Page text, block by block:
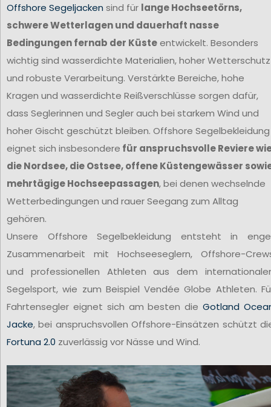
Offshore Segeljacken sind für lange Hochseetörns,
schwere Wetterlagen und dauerhaft nasse
Bedingungen fernab der Küsteentwickelt. Besonders
wichtig sind wasserdichte Materialien, hoher Wetterschutz
und robuste Verarbeitung. Verstärkte Bereiche, hohe
Kragen und wasserdichte Reißverschlüsse sorgen dafür,
dass Seglerinnen und Segler auch bei starkem Wind und
hoher Gischt geschützt bleiben. Offshore Segelbekleidung
eignet sich insbesondere für anspruchsvolle Reviere
die Nordsee, die Ostsee, offene Küstengewässer
mehrtägige Hochseepassagen, bei denen wechselnde
Wetterbedingungen und rauer Seegang zum Alltag
gehören.
Unsere Offshore Segelbekleidung entsteht in
Zusammenarbeit mit Hochseeseglern, Offshore-
und professionellen Athleten aus dem
Segelsport, wie zum Beispiel Vendée Globe Athleten.
Fahrtensegler eignet sich am besten dieGotland
Jacke, bei anspruchsvollen Offshore-Einsätzen schützt
Fortuna 2.0 zuverlässig vor Nässe und Wind.